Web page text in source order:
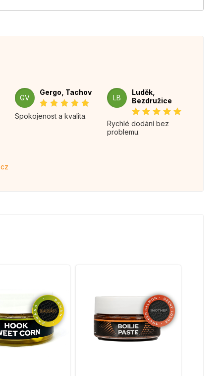
GV
Gergo, Tachov
Spokojenost a kvalita.
LB
Luděk,
Bezdružice
Rychlé dodání bez
problemu.